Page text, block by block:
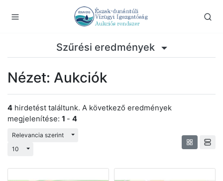
Szűrési eredmények
Nézet: Aukciók
4 hirdetést találtunk. A következő eredmények
megjelenítése: 1 - 4
Relevancia szerint
Váltás a legördülő menüre
10
Váltás a legördülő menüre